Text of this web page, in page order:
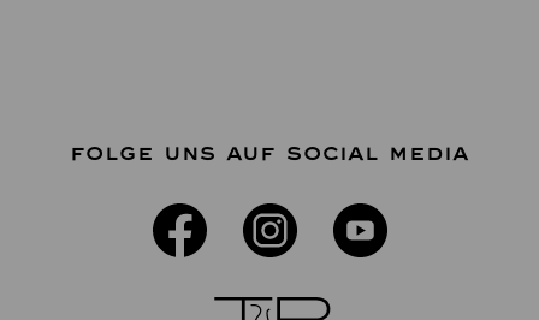
FOLGE UNS AUF SOCIAL MEDIA